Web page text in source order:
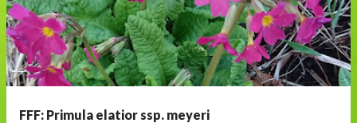
FFF: Primula elatior ssp. meyeri